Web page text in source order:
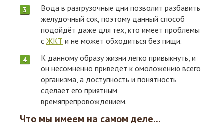
Вода в разгрузочные дни позволит разбавить
желудочный сок, поэтому данный способ
подойдёт даже для тех, кто имеет проблемы
с ЖКТ и не может обходиться без пищи.
К данному образу жизни легко привыкнуть, и
он несомненно приведёт к омоложению всего
организма, а доступность и понятность
сделает его приятным
времяпрепровождением.
Что мы имеем на самом деле...